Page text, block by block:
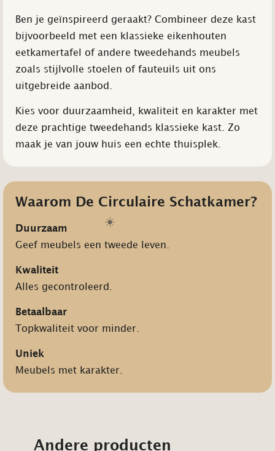
Ben je geïnspireerd geraakt? Combineer deze kast
bijvoorbeeld met een klassieke eikenhouten
eetkamertafel of andere tweedehands meubels
zoals stijlvolle stoelen of fauteuils uit ons
uitgebreide aanbod.
Kies voor duurzaamheid, kwaliteit en karakter met
deze prachtige tweedehands klassieke kast. Zo
maak je van jouw huis een echte thuisplek.
Waarom De Circulaire Schatkamer?
Duurzaam
Geef meubels een tweede leven.
Kwaliteit
Alles gecontroleerd.
Betaalbaar
Topkwaliteit voor minder.
Uniek
Meubels met karakter.
Andere producten
☀️